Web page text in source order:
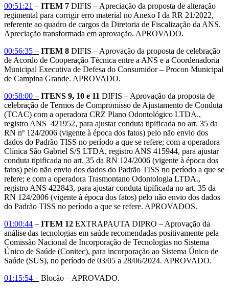
00:51:21 – ITEM 7 DIFIS – Apreciação da proposta de alteração
regimental para corrigir erro material no Anexo I da RR 21/2022,
referente ao quadro de cargos da Diretoria de Fiscalização da ANS.
Apreciação transformada em aprovação. APROVADO.
00:56:35 – ITEM 8 DIFIS – Aprovação da proposta de celebração
de Acordo de Cooperação Técnica entre a ANS e a Coordenadoria
Municipal Executiva de Defesa do Consumidor – Procon Municipal
de Campina Grande. APROVADO.
00:58:00 – ITENS 9, 10 e 11 DIFIS – Aprovação da proposta de
celebração de Termos de Compromisso de Ajustamento de Conduta
(TCAC) com a operadora CRZ Plano Odontológico LTDA.,
registro ANS 421952, para ajustar conduta tipificada no art. 35 da
RN nº 124/2006 (vigente à época dos fatos) pelo não envio dos
dados do Padrão TISS no período a que se refere; com a operadora
Clínica São Gabriel S/S LTDA, registro ANS 415944, para ajustar
conduta tipificada no art. 35 da RN 124/2006 (vigente à época dos
fatos) pelo não envio dos dados do Padrão TISS no período a que se
refere; e com a operadora Trasmontano Odontologia LTDA.,
registro ANS 422843, para ajustar conduta tipificada no art. 35 da
RN 124/2006 (vigente à época dos fatos) pelo não envio dos dados
do Padrão TISS no período a que se refere. APROVADOS.
01:00:44 – ITEM 12 EXTRAPAUTA DIPRO – Aprovação da
análise das tecnologias em saúde recomendadas positivamente pela
Comissão Nacional de Incorporação de Tecnologias no Sistema
Único de Saúde (Conitec), para incorporação ao Sistema Único de
Saúde (SUS), no período de 03/05 a 28/06/2024. APROVADO.
01:15:54 – Blocão – APROVADO.